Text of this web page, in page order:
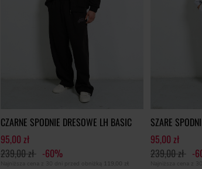
CZARNE SPODNIE DRESOWE LH BASIC
95,00 zł
239,00 zł -60%
Najniższa cena z 30 dni przed obniżką 119,00 zł
SZARE
95,00 zł
239,00 zł -
Najniższa cena z